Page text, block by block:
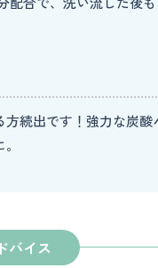
続出です！強力な炭
バイス